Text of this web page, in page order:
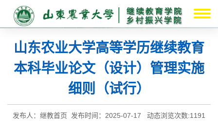
山东农业大学高等学历继续教育
本科毕业论文（设计）管理实施
细则（试行）
发布人：继教首页 发布时间：2025-07-17 动态浏览次数:1191